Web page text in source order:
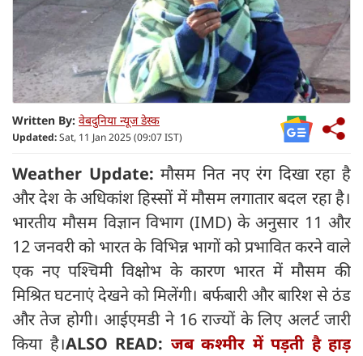
Written By: वेबदुनिया न्यूज डेस्क
Updated:Sat, 11 Jan 2025 (09:07 IST)
Weather Update:मौसम नित नए रंग दिखा रहा है
और देश के अधिकांश हिस्सों में मौसम लगातार बदल रहा है।
भारतीय मौसम विज्ञान विभाग (IMD) के अनुसार 11 और
12 जनवरी को भारत के विभिन्न भागों को प्रभावित करने वाले
एक नए पश्चिमी विक्षोभ के कारण भारत में मौसम की
मिश्रित घटनाएं देखने को मिलेंगी। बर्फबारी और बारिश से ठंड
और तेज होगी। आईएमडी ने 16 राज्यों के लिए अलर्ट जारी
किया है।ALSO READ: जब कश्मीर में पड़ती है हाड़